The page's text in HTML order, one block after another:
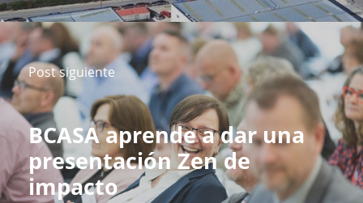
Post siguiente
BCASA aprende a dar una
presentación Zen de
impacto